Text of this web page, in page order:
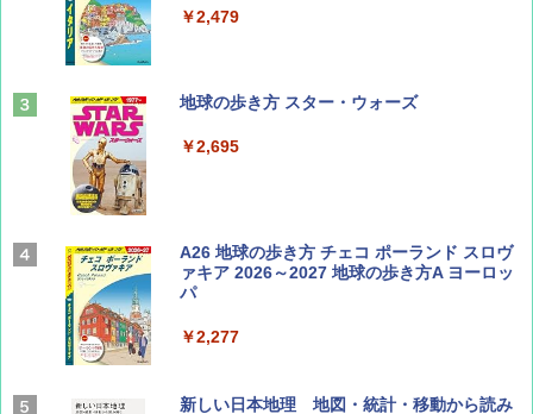
￥1,500
山と溪谷 2026年8月号「南アルプス大全」
￥1,540
Coyote No.89 特集 星野道夫 夢見る旅
￥1,540
AIRLINE（エアライン）2026年9月号【特
￥2,479
地球の歩き方 スター・ウォーズ
￥2,695
A26 地球の歩き方 チェコ ポーランド スロヴ
ァキア 2026～2027 地球の歩き方A ヨーロッ
パ
￥2,277
新しい日本地理 地図・統計・移動から読み